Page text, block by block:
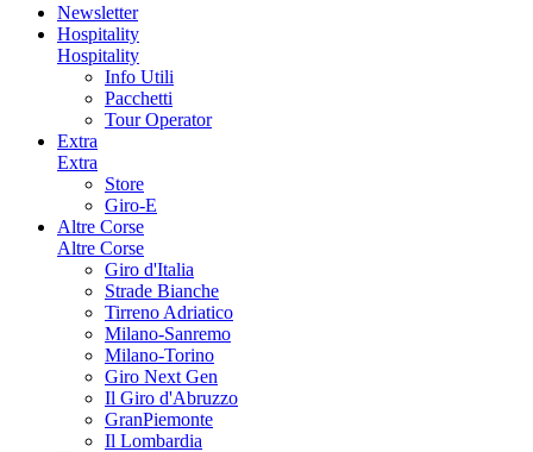
Newsletter
Hospitality
Hospitality
Info Utili
Pacchetti
Tour Operator
Extra
Extra
Store
Giro-E
Altre Corse
Altre Corse
Giro d'Italia
Strade Bianche
Tirreno Adriatico
Milano-Sanremo
Milano-Torino
Giro Next Gen
Il Giro d'Abruzzo
GranPiemonte
Il Lombardia